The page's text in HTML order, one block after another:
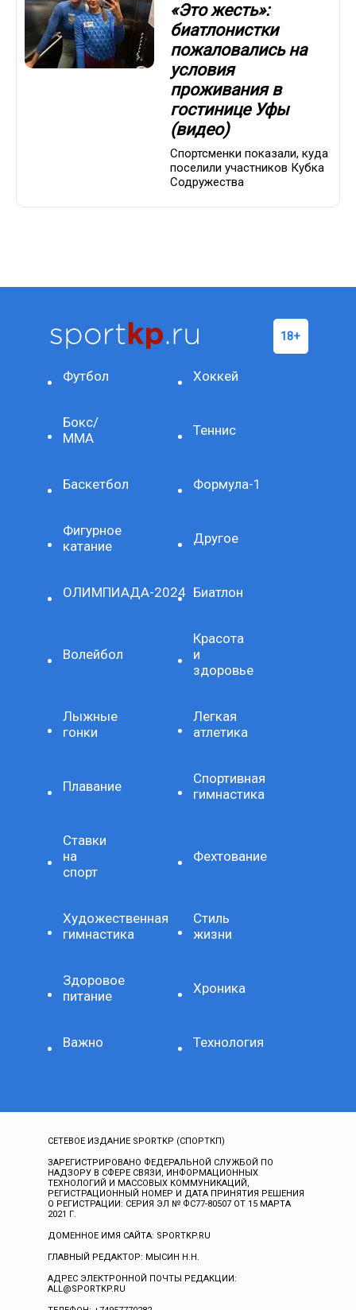
«Это жесть»:
биатлонистки
пожаловались на
условия
проживания в
гостинице Уфы
(видео)
Спортсменки показали, куда
поселили участников Кубка
Содружества
Футбол Хоккей
Бокс/
ММА
Теннис
Баскетбол Формула-1
Фигурное
катание
Другое
ОЛИМПИАДА-2024 Биатлон
Волейбол
Красота
и
здоровье
Лыжные
гонки
Легкая
атлетика
Плавание
Спортивная
гимнастика
Ставки
на
спорт
Фехтование
Художественная
гимнастика
Стиль
жизни
Здоровое
питание
Хроника
Важно Технология
СЕТЕВОЕ ИЗДАНИЕ SPORTKP (СПОРТКП)
ЗАРЕГИСТРИРОВАНО ФЕДЕРАЛЬНОЙ СЛУЖБОЙ ПО
НАДЗОРУ В СФЕРЕ СВЯЗИ, ИНФОРМАЦИОННЫХ
ТЕХНОЛОГИЙ И МАССОВЫХ КОММУНИКАЦИЙ,
РЕГИСТРАЦИОННЫЙ НОМЕР И ДАТА ПРИНЯТИЯ РЕШЕНИЯ
О РЕГИСТРАЦИИ: СЕРИЯ ЭЛ № ФС77-80507 ОТ 15 МАРТА
2021 Г.
ДОМЕННОЕ ИМЯ САЙТА: SPORTKP.RU
ГЛАВНЫЙ РЕДАКТОР: МЫСИН Н.Н.
АДРЕС ЭЛЕКТРОННОЙ ПОЧТЫ РЕДАКЦИИ:
ALL@SPORTKP.RU